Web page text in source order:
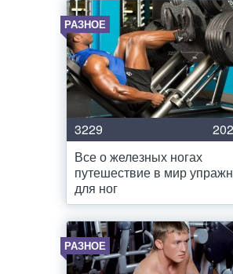
РАЗНОЕ
3229
Все о железных ногах
путешествие в мир
для ног
РАЗНОЕ